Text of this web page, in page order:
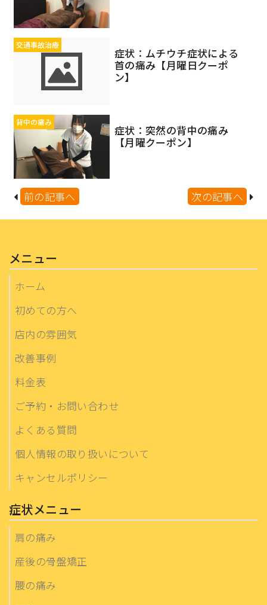
交通事故治療
症状：ムチウチ症状による
首の痛み【月曜日クーポ
ン】
背中の痛み
症状：突然の背中の痛み
【月曜クーポン】
前の記事へ 次の記事へ
メニュー
ホーム
初めての方へ
店内の雰囲気
改善事例
料金表
ご予約・お問い合わせ
よくある質問
個人情報の取り扱いについて
キャンセルポリシー
症状メニュー
肩の痛み
産後の骨盤矯正
腰の痛み